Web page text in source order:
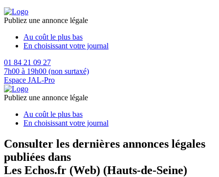
Publiez une annonce légale
Au coût le plus bas
En choisissant votre journal
01 84 21 09 27
7h00 à 19h00 (non surtaxé)
Espace JAL-Pro
Publiez une annonce légale
Au coût le plus bas
En choisissant votre journal
Consulter les dernières annonces légales
publiées dans
Les Echos.fr (Web) (Hauts-de-Seine)